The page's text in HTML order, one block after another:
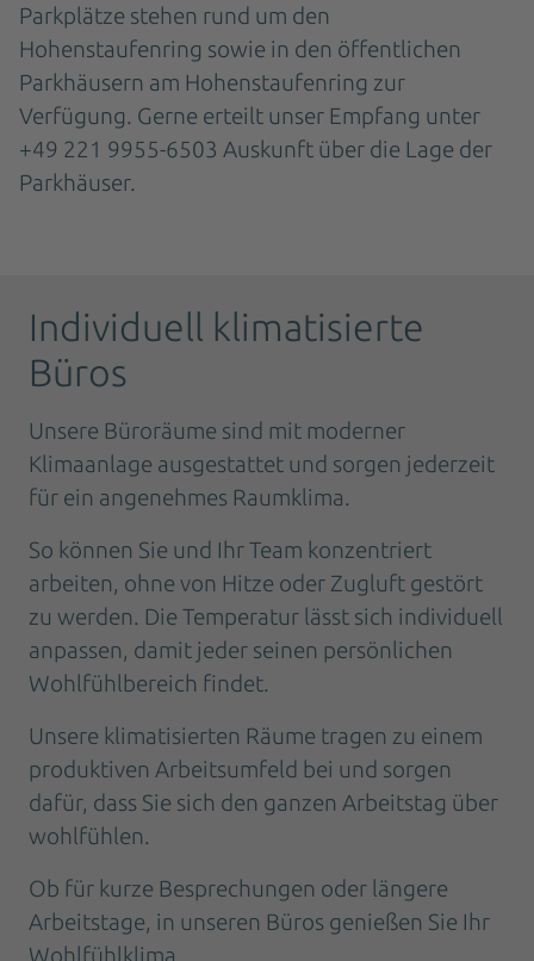
Parkplätze stehen rund um den
Hohenstaufenring sowie in den öffentlichen
Parkhäusern am Hohenstaufenring zur
Verfügung. Gerne erteilt unser Empfang unter
+49 221 9955-6503 Auskunft über die Lage der
Parkhäuser.
Individuell klimatisierte
Büros
Unsere Büroräume sind mit moderner
Klimaanlage ausgestattet und sorgen jederzeit
für ein angenehmes Raumklima.
So können Sie und Ihr Team konzentriert
arbeiten, ohne von Hitze oder Zugluft gestört
zu werden. Die Temperatur lässt sich individuell
anpassen, damit jeder seinen persönlichen
Wohlfühlbereich findet.
Unsere klimatisierten Räume tragen zu einem
produktiven Arbeitsumfeld bei und sorgen
dafür, dass Sie sich den ganzen Arbeitstag über
wohlfühlen.
Ob für kurze Besprechungen oder längere
Arbeitstage, in unseren Büros genießen Sie Ihr
Wohlfühlklima.